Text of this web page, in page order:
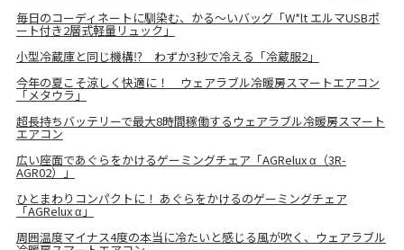
毎日のコーディネートに馴染む、かる～いバッグ「W*lt エルマUSBポ
ート付き2層式軽量リュック」
小型冷蔵庫と同じ機構⁉ わずか3秒で冷える「冷蔵服2」
今年の夏こそ涼しく快適に！ ウェアラブル冷暖房スマートエアコン
「メタウラ」
超長持ちバッテリーで最大8時間稼働するウェアラブル冷暖房スマート
エアコン
広い座面であぐらをかけるゲーミングチェア「AGRelux α（3R-
AGR02）」
ひとまわりコンパクトに！ あぐらをかけるのゲーミングチェア
「AGRelux α」
周囲温度マイナス4度の本当に冷たいと感じる風が吹く、ウェアラブル